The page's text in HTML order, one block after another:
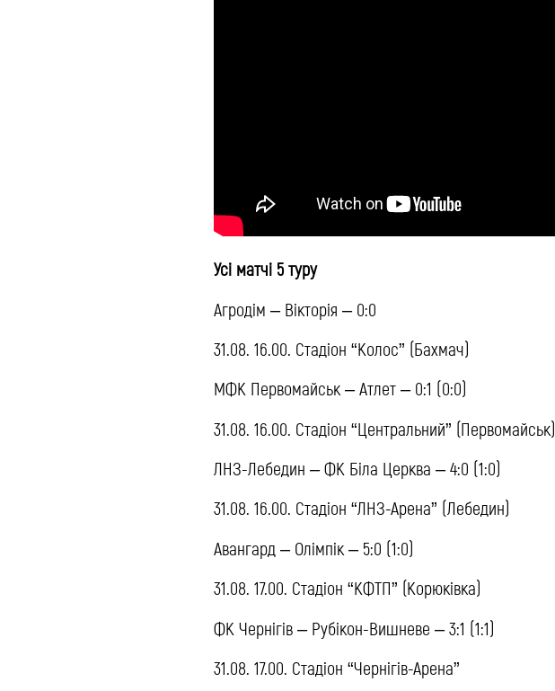
Усі матчі 5 туру
Агродім – Вікторія – 0:0
31.08. 16.00. Стадіон “Колос” (Бахмач)
МФК Первомайськ – Атлет – 0:1 (0:0)
31.08. 16.00. Стадіон “Центральний” (Первомайськ)
ЛНЗ-Лебедин – ФК Біла Церква – 4:0 (1:0)
31.08. 16.00. Стадіон “ЛНЗ-Арена” (Лебедин)
Авангард – Олімпік – 5:0 (1:0)
31.08. 17.00. Стадіон “КФТП” (Корюківка)
ФК Чернігів – Рубікон-Вишневе – 3:1 (1:1)
31.08. 17.00. Стадіон “Чернігів-Арена”